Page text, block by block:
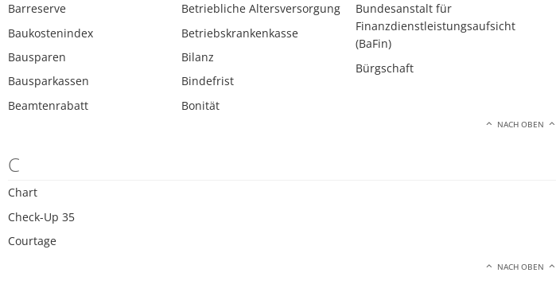
Barreserve
Baukostenindex
Bausparen
Bausparkassen
Beamtenrabatt
Betriebliche Altersversorgung
Betriebskrankenkasse
Bilanz
Bindefrist
Bonität
Bundesanstalt für
Finanzdienstleistungsaufsicht
(BaFin)
Bürgschaft
NACH OBEN
C
Chart
Check-Up 35
Courtage
NACH OBEN